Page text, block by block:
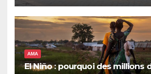
AMA
El Niño : pourquoi des millions